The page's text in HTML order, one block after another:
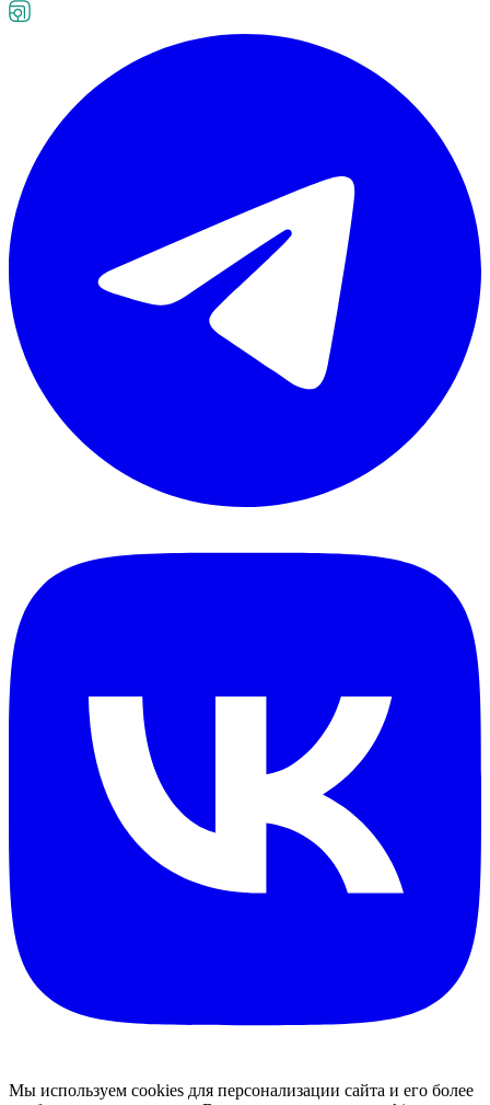
Мы используем cookies для персонализации сайта и его более